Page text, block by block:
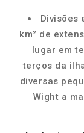
Divisões
km² de
lugar em
terços da
diversas
Wight a